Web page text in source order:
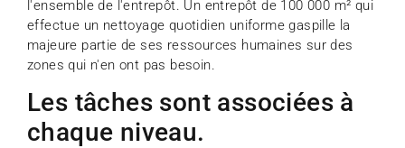
l'ensemble de l'entrepôt. Un entrepôt de 100 000 m² qui
effectue un nettoyage quotidien uniforme gaspille la
majeure partie de ses ressources humaines sur des
zones qui n'en ont pas besoin.
Les tâches sont associées à
chaque niveau.